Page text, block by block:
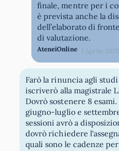
finale, mentre per i
è prevista anche la
dell’elaborato di
di valutazione.
AteneiOnline 1 Aprile 2025
Farò la rinuncia agli
iscriverò alla magistrale
Dovrò sostenere 8
giugno-luglio e
sessioni avrò a
dovrò richiedere
quali sono le cadenze